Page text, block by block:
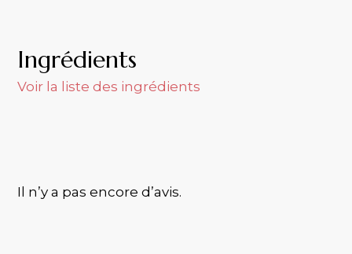
Ingrédients
Voir la liste des ingrédients
Il n’y a pas encore d’avis.